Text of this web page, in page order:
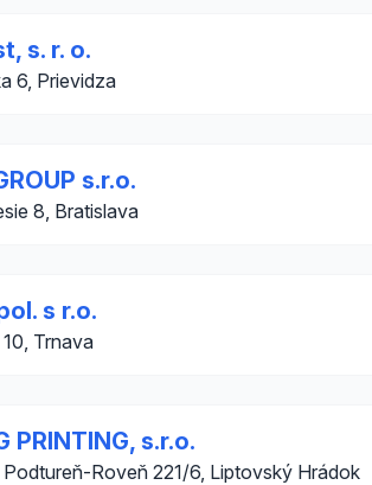
s. r. o.
6, Prievidza
s.r.o.
8, Bratislava
s r.o.
Trnava
PRINTING, s.r.o.
Podtureň-Roveň 221/6, Liptovský Hrádok